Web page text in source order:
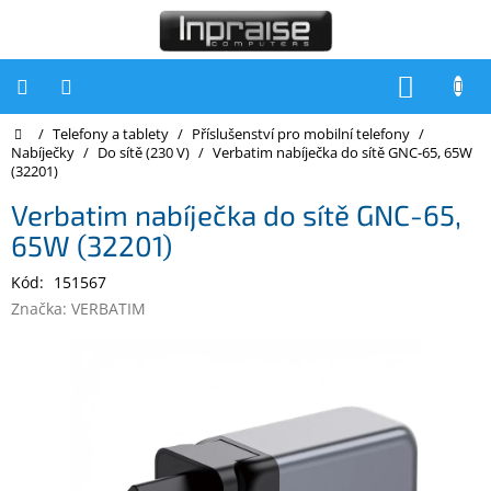
Počítače
Počítače
Notebooky
Tiskárny
Domů
/ Telefony a tablety / Příslušenství pro mobilní telefony /
Nabíječky / Do sítě (230 V) / Verbatim nabíječka do sítě GNC-65, 65W
(32201)
Verbatim nabíječka do sítě GNC-65,
65W (32201)
Kód: 151567
Značka: VERBATIM